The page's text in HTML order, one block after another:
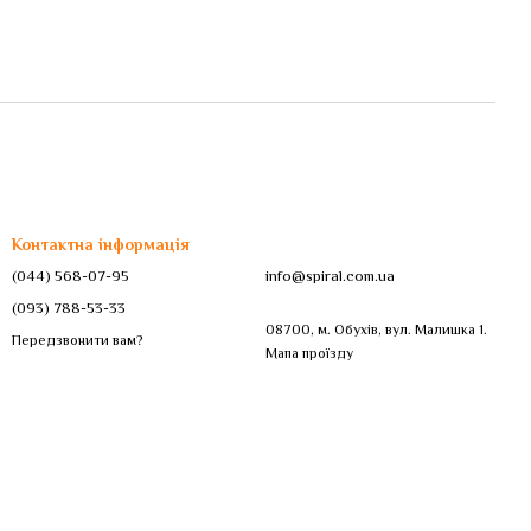
Контактна інформація
(044) 568-07-95
(093) 788-53-33
Передзвонити вам?
info@spiral.com.ua
08700, м. Обухів, вул. Малишка 1.
Мапа проїзду